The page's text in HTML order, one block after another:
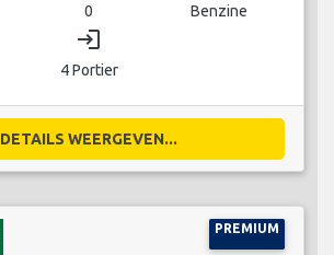
0 Benzine
login
4 Portier
DETAILS WEERGEVEN...
PREMIUM